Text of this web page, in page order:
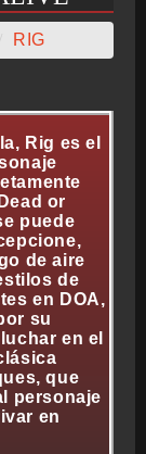
RIG
Rig es el
or
puede
de aire
de
en DOA,
su
en el
que
personaje
en